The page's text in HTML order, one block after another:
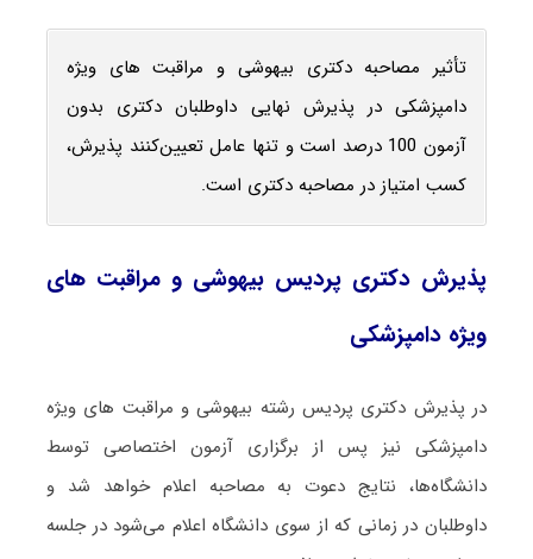
تأثیر مصاحبه دکتری بیهوشی و مراقبت ‌های ویژه
دامپزشکی در پذیرش نهایی داوطلبان دکتری بدون
آزمون 100 درصد است و تنها عامل تعیین‌کنند پذیرش،
کسب امتیاز در مصاحبه دکتری است.
پذیرش دکتری پردیس بیهوشی و مراقبت ‌های
ویژه دامپزشکی
در پذیرش دکتری پردیس رشته بیهوشی و مراقبت ‌های ویژه
دامپزشکی نیز پس از برگزاری آزمون اختصاصی توسط
دانشگاه‌ها، نتایج دعوت به مصاحبه اعلام خواهد شد و
داوطلبان در زمانی که از سوی دانشگاه اعلام می‌شود در جلسه